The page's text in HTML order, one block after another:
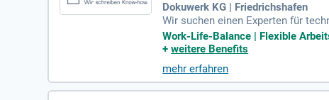
Dokuwerk KG | Friedrichshafen
Wir suchen einen Experten für
ügen über ein abgeschlossenes
EMA ST4. Eine strukturierte,
edingungen. Wenn Sie eine
orderungen!
Work-Life-Balance | Flexible
+weitere Benefits
mehr erfahren